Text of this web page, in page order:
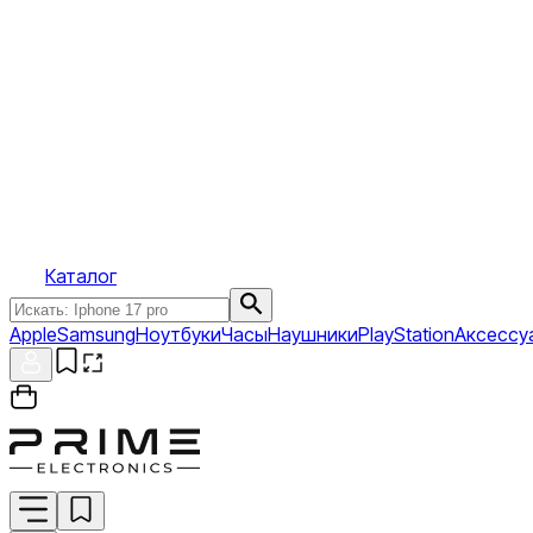
Каталог
AppleSamsungНоутбукиЧасыНаушникиPlayStation